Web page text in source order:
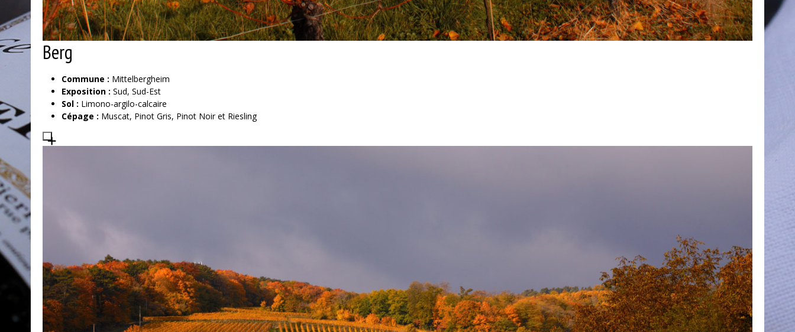
Berg
Commune : Mittelbergheim
Exposition : Sud, Sud-Est
Sol : Limono-argilo-calcaire
Cépage : Muscat, Pinot Gris, Pinot Noir et Riesling